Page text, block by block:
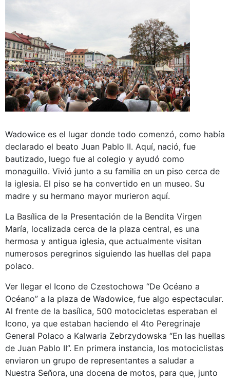
Wadowice es el lugar donde todo comenzó, como había
declarado el beato Juan Pablo II. Aquí, nació, fue
bautizado, luego fue al colegio y ayudó como
monaguillo. Vivió junto a su familia en un piso cerca de
la iglesia. El piso se ha convertido en un museo. Su
madre y su hermano mayor murieron aquí.
La Basílica de la Presentación de la Bendita Virgen
María, localizada cerca de la plaza central, es una
hermosa y antigua iglesia, que actualmente visitan
numerosos peregrinos siguiendo las huellas del papa
polaco.
Ver llegar el Icono de Czestochowa “De Océano a
Océano” a la plaza de Wadowice, fue algo espectacular.
Al frente de la basílica, 500 motocicletas esperaban el
Icono, ya que estaban haciendo el 4to Peregrinaje
General Polaco a Kalwaria Zebrzydowska “En las huellas
de Juan Pablo II”. En primera instancia, los motociclistas
enviaron un grupo de representantes a saludar a
Nuestra Señora, una docena de motos, para que, junto